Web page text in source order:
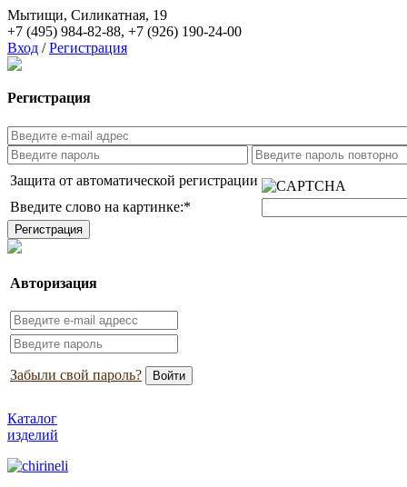
Мытищи, Силикатная, 19
+7 (495) 984-82-88, +7 (926) 190-24-00
Вход / Регистрация
Регистрация
Защита от автоматической регистрации
Введите слово на картинке:*
Авторизация
Забыли свой пароль?
Каталог
изделий